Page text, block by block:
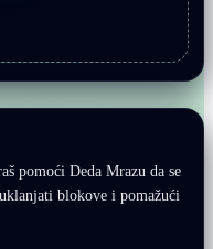
pomoći Deda Mrazu da se
blokove i pomažući